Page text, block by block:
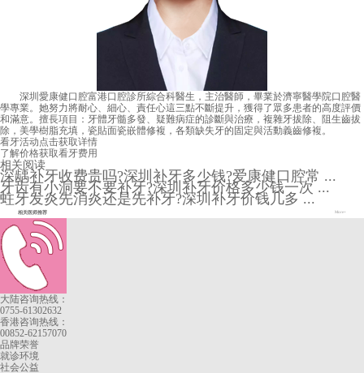
深圳愛康健口腔富港口腔診所綜合科醫生，主治醫師，畢業於濟寧醫學院口腔醫
學專業。她努力將耐心、細心、責任心這三點不斷提升，獲得了眾多患者的高度評價
和滿意。擅長項目：牙體牙髓多發、疑難病症的診斷與治療，複雜牙拔除、阻生齒拔
除，美學樹脂充填，瓷貼面瓷嵌體修複，各類缺失牙的固定與活動義齒修複。
看牙活动点击获取详情
了解价格获取看牙费用
相关阅读
深龋补牙收费贵吗?深圳补牙多少钱?爱康健口腔常 ...
牙齿有小洞要不要补牙?深圳补牙价格多少钱一次 ...
蛀牙发炎先消炎还是先补牙?深圳补牙价钱几多 ...
相关医师推荐 More+
大陆咨询热线：
0755-61302632
香港咨询热线：
00852-62157070
品牌荣誉
就诊环境
社会公益